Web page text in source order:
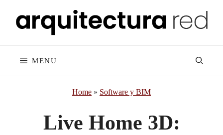
content
MENU
Home » Software y BIM
Live Home 3D: